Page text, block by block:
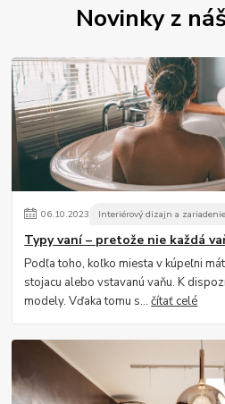
Novinky z
06.10.2023 Interiérový dizajn a zariadenie
Typy vaní – pretože nie každá
Podľa toho, koľko miesta v kúpeľni
stojacu alebo vstavanú vaňu. K
modely. Vďaka tomu s...čítať celé